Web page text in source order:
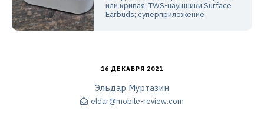
или кривая; TWS-наушники Surface
Earbuds; суперприложение
16 ДЕКАБРЯ 2021
Эльдар Муртазин
eldar@mobile-review.com